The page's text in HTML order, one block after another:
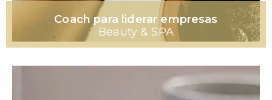
Coach para liderar empresas
Beauty & SPA